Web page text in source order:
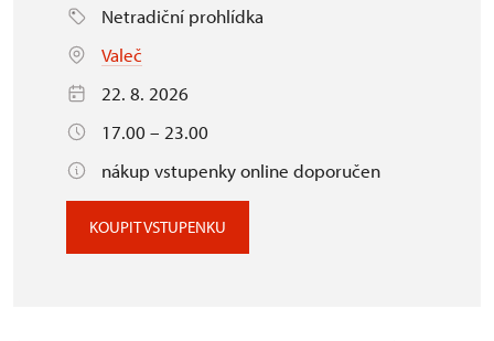
Netradiční prohlídka
Valeč
22. 8. 2026
17.00 – 23.00
nákup vstupenky online doporučen
KOUPIT VSTUPENKU